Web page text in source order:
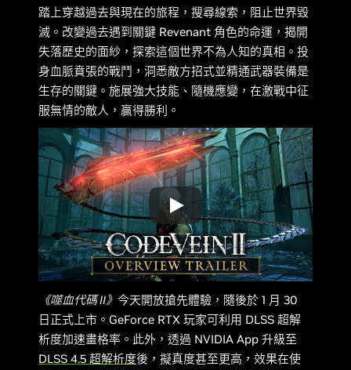
踏上穿越過去與現在的旅程，搜尋線索，阻止世界毀
滅。改變過去遇到關鍵 Revenant 角色的命運，揭開
失落歷史的面紗，探索這個世界不為人知的真相。投
身血脈賁張的戰鬥，洞悉敵方招式並精通武器裝備是
生存的關鍵。施展強大技能、隨機應變，在激戰中征
服無情的敵人，贏得勝利。
《噬血代碼 II》今天開放搶先體驗，隨後於 1 月 30
日正式上市。GeForce RTX 玩家可利用 DLSS 超解
析度加速畫格率。此外，透過 NVIDIA App 升級至
DLSS 4.5 超解析度後，擬真度甚至更高，效果在使